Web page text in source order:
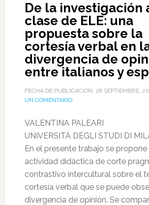
De la investigación
clase de ELE: una
propuesta sobre la
cortesía verbal en
divergencia de
entre italianos y
FECHA DE PUBLICACIÓN: 28 SEPTIEMBRE,
UN COMENTARIO
VALENTINA PALEARI
UNIVERSITÀ DEGLI STUDI DI
En el presente trabajo se propone
actividad didáctica de corte
contrastivo intercultural sobre el
cortesía verbal que se puede
divergencia de opinión. Se